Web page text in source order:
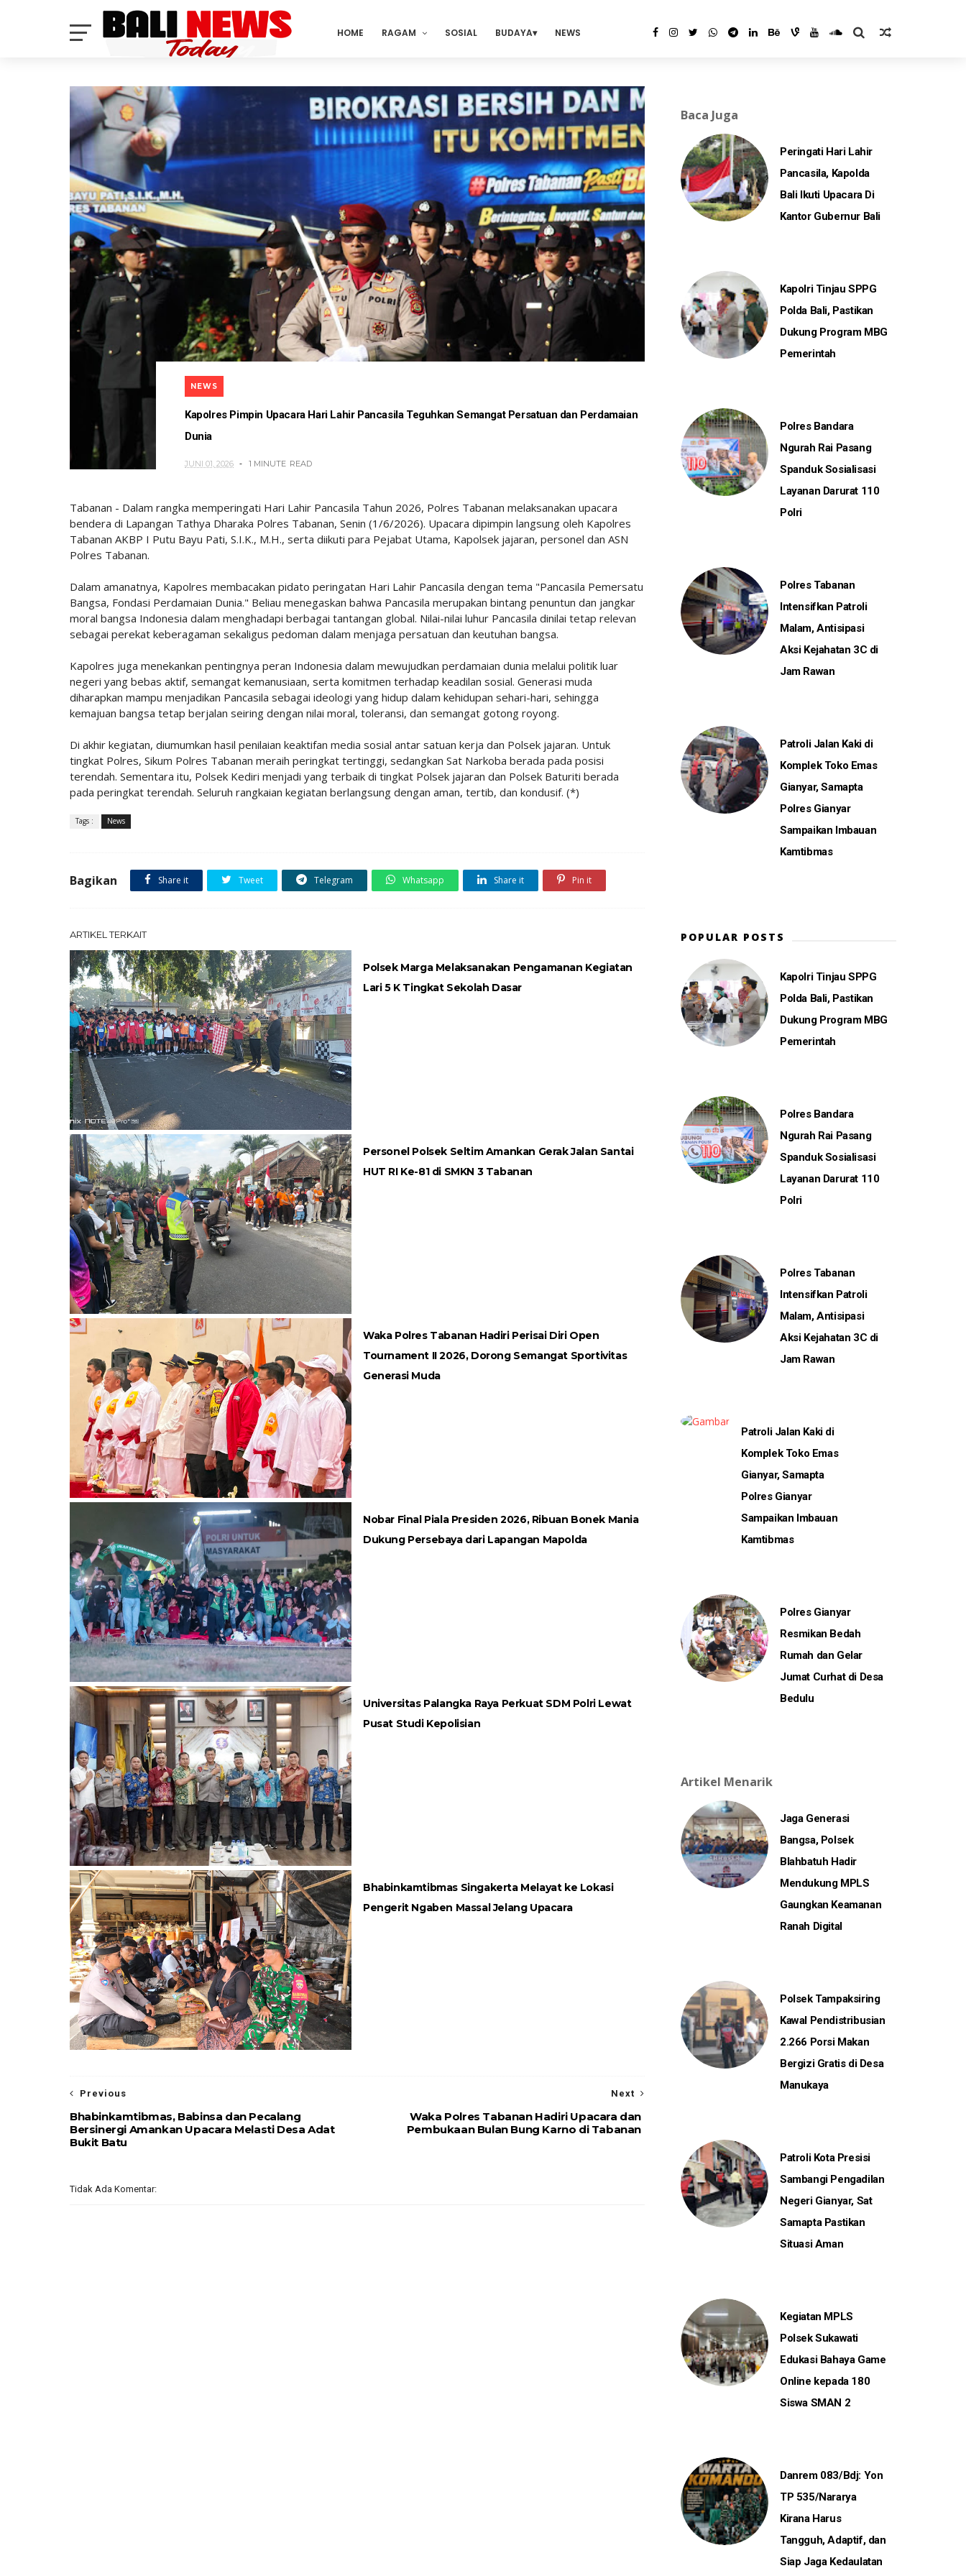
HOME RAGAM SOSIAL BUDAYA NEWS
NEWS
Kapolres Pimpin Upacara Hari Lahir Pancasila Teguhkan Semangat Persatuan dan Perdamaian
Dunia
JUNI 01, 2026 1 MINUTE READ
Tabanan - Dalam rangka memperingati Hari Lahir Pancasila Tahun 2026, Polres Tabanan melaksanakan upacara
bendera di Lapangan Tathya Dharaka Polres Tabanan, Senin (1/6/2026). Upacara dipimpin langsung oleh Kapolres
Tabanan AKBP I Putu Bayu Pati, S.I.K., M.H., serta diikuti para Pejabat Utama, Kapolsek jajaran, personel dan ASN
Polres Tabanan.
Dalam amanatnya, Kapolres membacakan pidato peringatan Hari Lahir Pancasila dengan tema "Pancasila Pemersatu
Bangsa, Fondasi Perdamaian Dunia." Beliau menegaskan bahwa Pancasila merupakan bintang penuntun dan jangkar
moral bangsa Indonesia dalam menghadapi berbagai tantangan global. Nilai-nilai luhur Pancasila dinilai tetap relevan
sebagai perekat keberagaman sekaligus pedoman dalam menjaga persatuan dan keutuhan bangsa.
Kapolres juga menekankan pentingnya peran Indonesia dalam mewujudkan perdamaian dunia melalui politik luar
negeri yang bebas aktif, semangat kemanusiaan, serta komitmen terhadap keadilan sosial. Generasi muda
diharapkan mampu menjadikan Pancasila sebagai ideologi yang hidup dalam kehidupan sehari-hari, sehingga
kemajuan bangsa tetap berjalan seiring dengan nilai moral, toleransi, dan semangat gotong royong.
Di akhir kegiatan, diumumkan hasil penilaian keaktifan media sosial antar satuan kerja dan Polsek jajaran. Untuk
tingkat Polres, Sikum Polres Tabanan meraih peringkat tertinggi, sedangkan Sat Narkoba berada pada posisi
terendah. Sementara itu, Polsek Kediri menjadi yang terbaik di tingkat Polsek jajaran dan Polsek Baturiti berada
pada peringkat terendah. Seluruh rangkaian kegiatan berlangsung dengan aman, tertib, dan kondusif. (*)
Tags : News
Bagikan Share it Tweet Telegram Whatsapp Share it Pin it
ARTIKEL TERKAIT
Polsek Marga Melaksanakan Pengamanan Kegiatan
Lari 5 K Tingkat Sekolah Dasar
Personel Polsek Seltim Amankan Gerak Jalan Santai
HUT RI Ke-81 di SMKN 3 Tabanan
Waka Polres Tabanan Hadiri Perisai Diri Open
Tournament II 2026, Dorong Semangat Sportivitas
Generasi Muda
Nobar Final Piala Presiden 2026, Ribuan Bonek Mania
Dukung Persebaya dari Lapangan Mapolda
Universitas Palangka Raya Perkuat SDM Polri Lewat
Pusat Studi Kepolisian
Bhabinkamtibmas Singakerta Melayat ke Lokasi
Pengerit Ngaben Massal Jelang Upacara
Next
Waka Polres Tabanan Hadiri Upacara dan
Pembukaan Bulan Bung Karno di Tabanan
Previous
Bhabinkamtibmas, Babinsa dan Pecalang
Bersinergi Amankan Upacara Melasti Desa Adat
Bukit Batu
Tidak Ada Komentar:
Baca Juga
Peringati Hari Lahir
Pancasila, Kapolda
Bali Ikuti Upacara Di
Kantor Gubernur Bali
Kapolri Tinjau SPPG
Polda Bali, Pastikan
Dukung Program MBG
Pemerintah
Polres Bandara
Ngurah Rai Pasang
Spanduk Sosialisasi
Layanan Darurat 110
Polri
Polres Tabanan
Intensifkan Patroli
Malam, Antisipasi
Aksi Kejahatan 3C di
Jam Rawan
Patroli Jalan Kaki di
Komplek Toko Emas
Gianyar, Samapta
Polres Gianyar
Sampaikan Imbauan
Kamtibmas
POPULAR POSTS
Kapolri Tinjau SPPG
Polda Bali, Pastikan
Dukung Program MBG
Pemerintah
Polres Bandara
Ngurah Rai Pasang
Spanduk Sosialisasi
Layanan Darurat 110
Polri
Polres Tabanan
Intensifkan Patroli
Malam, Antisipasi
Aksi Kejahatan 3C di
Jam Rawan
Patroli Jalan Kaki di
Komplek Toko Emas
Gianyar, Samapta
Polres Gianyar
Sampaikan Imbauan
Kamtibmas
Polres Gianyar
Resmikan Bedah
Rumah dan Gelar
Jumat Curhat di Desa
Bedulu
Artikel Menarik
Jaga Generasi
Bangsa, Polsek
Blahbatuh Hadir
Mendukung MPLS
Gaungkan Keamanan
Ranah Digital
Polsek Tampaksiring
Kawal Pendistribusian
2.266 Porsi Makan
Bergizi Gratis di Desa
Manukaya
Patroli Kota Presisi
Sambangi Pengadilan
Negeri Gianyar, Sat
Samapta Pastikan
Situasi Aman
Kegiatan MPLS
Polsek Sukawati
Edukasi Bahaya Game
Online kepada 180
Siswa SMAN 2
Danrem 083/Bdj: Yon
TP 535/Nararya
Kirana Harus
Tangguh, Adaptif, dan
Siap Jaga Kedaulatan